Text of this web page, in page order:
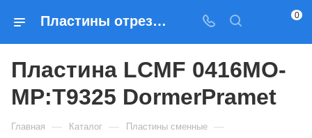
Пластины отрезные Пластина LCMF 0416MO-MP:T9325 DormerPramet — купить по выгодным ценам в Москве 0
Пластина LCMF 0416MO-
MP:T9325 DormerPramet
Главная — Каталог — Пластины сменные —